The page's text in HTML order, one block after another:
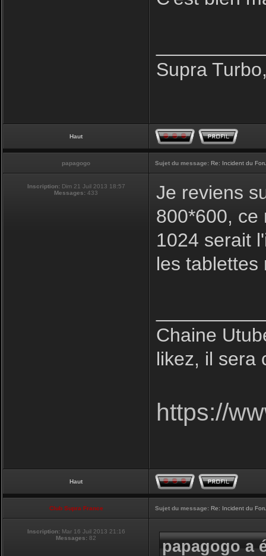
Supra
Haut
papagogo Sujet du message: Re: Incident du
Inscription: Dim 21 Juil 2013 18:57
Messages: 433
Je reviens
800*600, ce
1024 serait
les tablettes
Chaine
likez, il sera
https://
Haut
Club Supra France Sujet du message: Re: Incident du
Inscription: Mar 16 Juil 2013 21:16
Messages: 82 papagogo a